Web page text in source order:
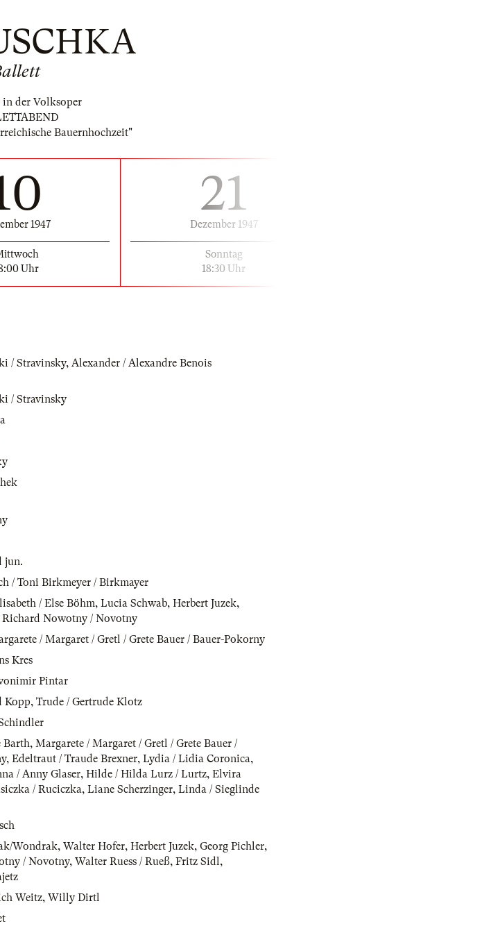
in der Volksoper
Bauernhochzeit"
1947
Uhr
21
Dezember 1947
Sonntag
18:30 Uhr
/ Stravinsky, Alexander / Alexandre Benois
/ Stravinsky
jun.
/ Toni Birkmeyer / Birkmayer
/ Else Böhm, Lucia Schwab, Herbert Juzek,
Richard Nowotny / Novotny
/ Margaret / Gretl / Grete Bauer / Bauer-Pokorny
Kres
Pintar
Kopp, Trude / Gertrude Klotz
Barth, Margarete / Margaret / Gretl / Grete Bauer /
, Edeltraut / Traude Brexner, Lydia / Lidia Coronica,
/ Anny Glaser, Hilde / Hilda Lurz / Lurtz, Elvira
/ Ruciczka, Liane Scherzinger, Linda / Sieglinde
Wondrak, Walter Hofer, Herbert Juzek, Georg Pichler,
/ Novotny, Walter Ruess / Rueß, Fritz Sidl,
Weitz, Willy Dirtl